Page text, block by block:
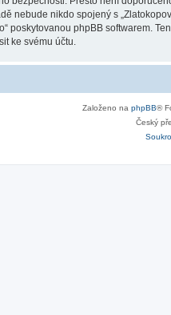
nebude nikdo spojený s
poskytovanou phpBB softwarem.
ke svému účtu.
Založeno na phpBB®
Český